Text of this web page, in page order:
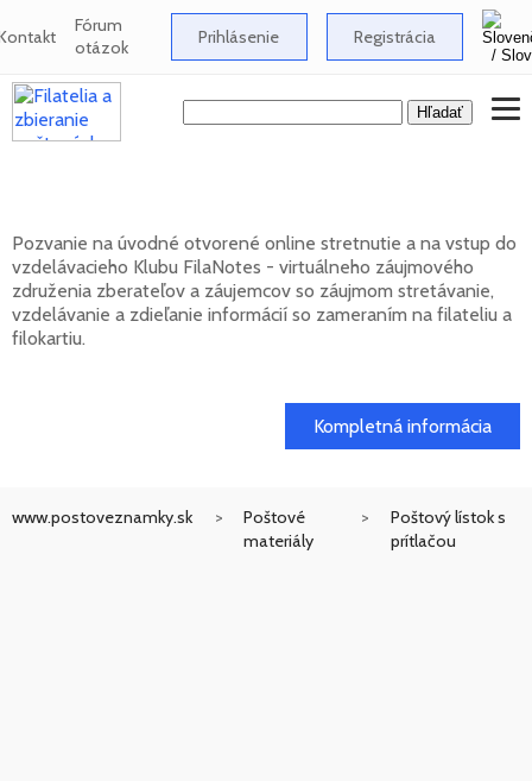
Fórum
otázok Prihlásenie Registrácia
Pozvanie na úvodné otvorené online stretnutie a na vstup do
vzdelávacieho Klubu FilaNotes - virtuálneho záujmového
združenia zberateľov a záujemcov so záujmom stretávanie,
vzdelávanie a zdieľanie informácií so zameraním na filateliu a
filokartiu.
Kompletná informácia
www.postoveznamky.sk
Poštové
materiály
Poštový lístok s
prítlačou